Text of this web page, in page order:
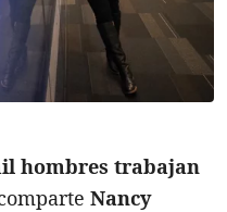
hombres trabajan
Nancy